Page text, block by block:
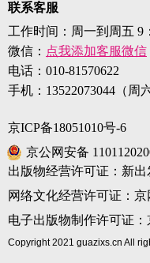
联系客服
工作时间：周一到周五 9
微信： 点我添加客服微信
电话： 010-81570622
手机： 13522073044（周
京ICP备18051010号-6
京公网安备
出版物经营许可证：新
网络文化经营许可证：京
电子出版物制作许可证：
Copyright 2021 guazixs.cn All